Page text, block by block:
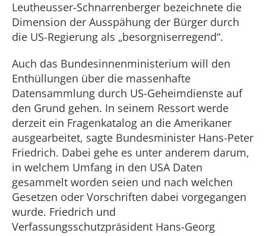
Leutheusser-Schnarrenberger bezeichnete die
Dimension der Ausspähung der Bürger durch
die US-Regierung als „besorgniserregend“.
Auch das Bundesinnenministerium will den
Enthüllungen über die massenhafte
Datensammlung durch US-Geheimdienste auf
den Grund gehen. In seinem Ressort werde
derzeit ein Fragenkatalog an die Amerikaner
ausgearbeitet, sagte Bundesminister Hans-Peter
Friedrich. Dabei gehe es unter anderem darum,
in welchem Umfang in den USA Daten
gesammelt worden seien und nach welchen
Gesetzen oder Vorschriften dabei vorgegangen
wurde. Friedrich und
Verfassungsschutzpräsident Hans-Georg